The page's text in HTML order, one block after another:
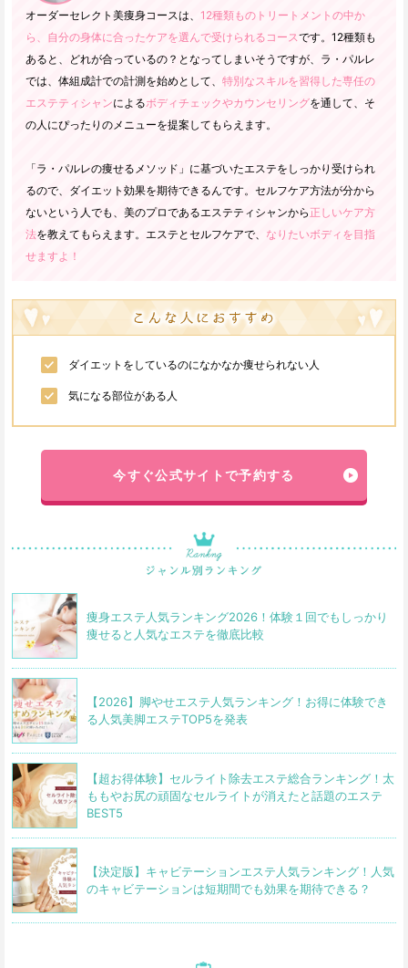
オーダーセレクト美痩身コースは、 12種類ものトリートメントの中か
ら、自分の身体に合ったケアを選んで受けられるコースです。12種類も
あると、どれが合っているの？となってしまいそうですが、ラ・パルレ
では、体組成計での計測を始めとして、 特別なスキルを習得した専任の
エステティシャンによるボディチェックやカウンセリングを通して、そ
の人にぴったりのメニューを提案してもらえます。
「ラ・パルレの痩せるメソッド」に基づいたエステをしっかり受けられ
るので、ダイエット効果を期待できるんです。セルフケア方法が分から
ないという人でも、美のプロであるエステティシャンから 正しいケア方
法を教えてもらえます。エステとセルフケアで、 なりたいボディを目指
せますよ！
ダイエットをしているのになかなか痩せられない人
気になる部位がある人
今すぐ公式サイトで予約する
痩身エステ人気ランキング2026！体験１回でもしっかり
痩せると人気なエステを徹底比較
【2026】脚やせエステ人気ランキング！お得に体験でき
る人気美脚エステTOP5を発表
【超お得体験】セルライト除去エステ総合ランキング！太
ももやお尻の頑固なセルライトが消えたと話題のエステ
BEST5
【決定版】キャビテーションエステ人気ランキング！人気
のキャビテーションは短期間でも効果を期待できる？